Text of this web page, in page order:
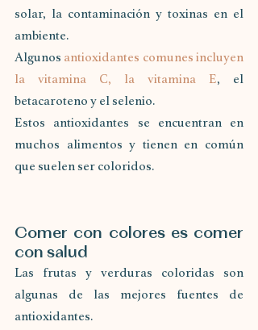
solar, la contaminación y toxinas en el
ambiente.
Algunos antioxidantes comunes incluyen
la vitamina C, la vitamina E, el
betacaroteno y el selenio.
Estos antioxidantes se encuentran en
muchos alimentos y tienen en común
que suelen ser coloridos.
Comer con colores es comer
con salud
Las frutas y verduras coloridas son
algunas de las mejores fuentes de
antioxidantes.